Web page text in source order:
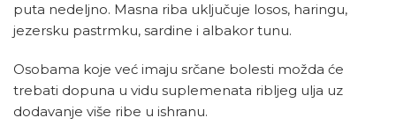
puta nedeljno. Masna riba uključuje losos, haringu,
jezersku pastrmku, sardine i albakor tunu.
Osobama koje već imaju srčane bolesti možda će
trebati dopuna u vidu suplemenata ribljeg ulja uz
dodavanje više ribe u ishranu.